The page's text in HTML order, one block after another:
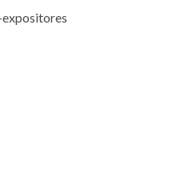
expositores